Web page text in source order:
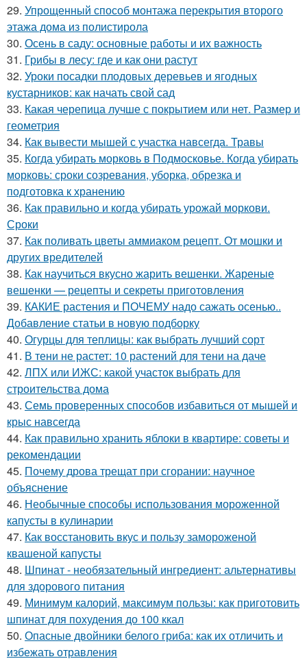
29. Упрощенный способ монтажа перекрытия второго
этажа дома из полистирола
30. Осень в саду: основные работы и их важность
31. Грибы в лесу: где и как они растут
32. Уроки посадки плодовых деревьев и ягодных
кустарников: как начать свой сад
33. Какая черепица лучше с покрытием или нет. Размер и
геометрия
34. Как вывести мышей с участка навсегда. Травы
35. Когда убирать морковь в Подмосковье. Когда убирать
морковь: сроки созревания, уборка, обрезка и
подготовка к хранению
36. Как правильно и когда убирать урожай моркови.
Сроки
37. Как поливать цветы аммиаком рецепт. От мошки и
других вредителей
38. Как научиться вкусно жарить вешенки. Жареные
вешенки — рецепты и секреты приготовления
39. КАКИЕ растения и ПОЧЕМУ надо сажать осенью..
Добавление статьи в новую подборку
40. Огурцы для теплицы: как выбрать лучший сорт
41. В тени не растет: 10 растений для тени на даче
42. ЛПХ или ИЖС: какой участок выбрать для
строительства дома
43. Семь проверенных способов избавиться от мышей и
крыс навсегда
44. Как правильно хранить яблоки в квартире: советы и
рекомендации
45. Почему дрова трещат при сгорании: научное
объяснение
46. Необычные способы использования мороженной
капусты в кулинарии
47. Как восстановить вкус и пользу замороженой
квашеной капусты
48. Шпинат - необязательный ингредиент: альтернативы
для здорового питания
49. Минимум калорий, максимум пользы: как приготовить
шпинат для похудения до 100 ккал
50. Опасные двойники белого гриба: как их отличить и
избежать отравления